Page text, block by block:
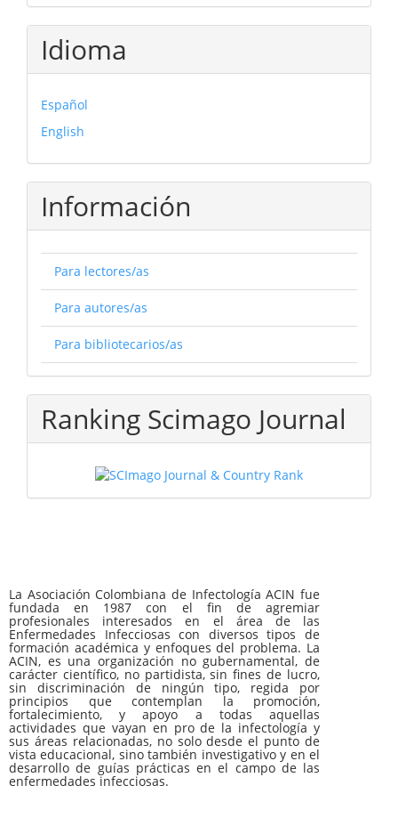
Idioma
Español
English
Información
Para lectores/as
Para autores/as
Para bibliotecarios/as
Ranking Scimago Journal
La Asociación Colombiana de Infectología ACIN fue
fundada en 1987 con el fin de agremiar
profesionales interesados en el área de las
Enfermedades Infecciosas con diversos tipos de
formación académica y enfoques del problema. La
ACIN, es una organización no gubernamental, de
carácter científico, no partidista, sin fines de lucro,
sin discriminación de ningún tipo, regida por
principios que contemplan la promoción,
fortalecimiento, y apoyo a todas aquellas
actividades que vayan en pro de la infectología y
sus áreas relacionadas, no solo desde el punto de
vista educacional, sino también investigativo y en el
desarrollo de guías prácticas en el campo de las
enfermedades infecciosas.